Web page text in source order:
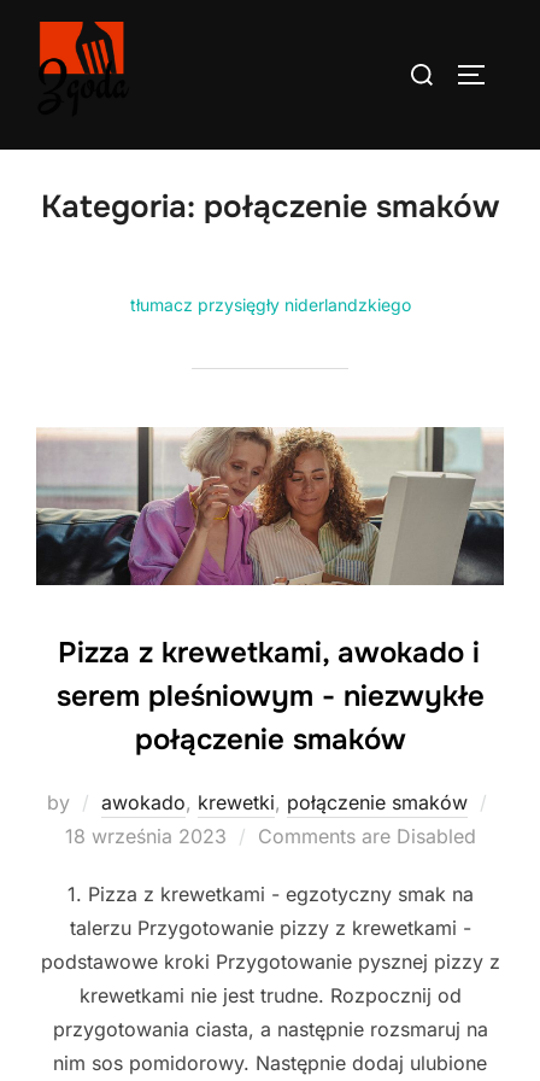
Search
Kategoria: połączenie smaków
tłumacz przysięgły niderlandzkiego
Pizza z krewetkami, awokado i
serem pleśniowym - niezwykłe
połączenie smaków
by awokado, krewetki, połączenie smaków
18 września 2023 Comments are Disabled
1. Pizza z krewetkami - egzotyczny smak na
talerzu Przygotowanie pizzy z krewetkami -
podstawowe kroki Przygotowanie pysznej pizzy z
krewetkami nie jest trudne. Rozpocznij od
przygotowania ciasta, a następnie rozsmaruj na
nim sos pomidorowy. Następnie dodaj ulubione